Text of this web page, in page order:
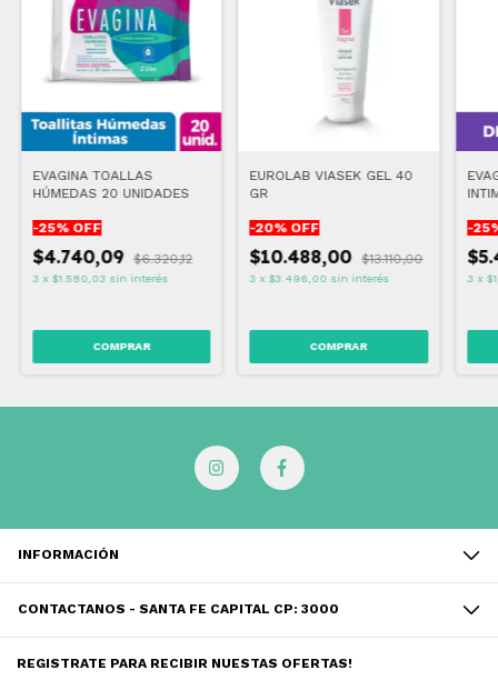
EVAGINA TOALLAS
HÚMEDAS 20 UNIDADES
-25% OFF
$4.740,09 $6.320,12
3 x $1.580,03 sin interés
EUROLAB VIASEK GEL 40
GR
-20% OFF
$10.488,00 $13.110,00
3 x $3.496,00 sin interés
-25
3 x
INFORMACIÓN
CONTACTANOS - SANTA FE CAPITAL CP: 3000
REGISTRATE PARA RECIBIR NUESTAS OFERTAS!